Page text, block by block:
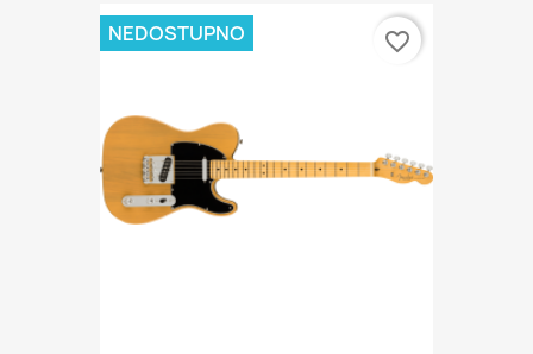
NEDOSTUPNO favorite_border